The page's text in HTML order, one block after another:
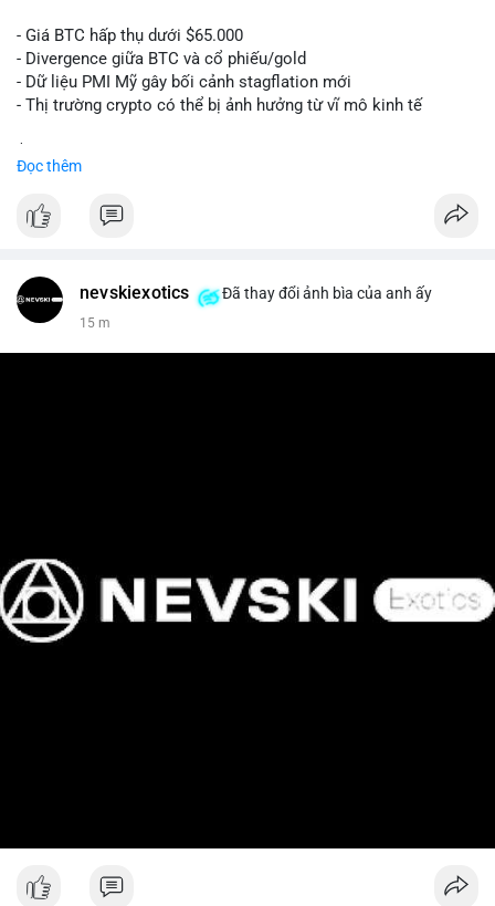
- Giá BTC hấp thụ dưới $65.000
- Divergence giữa BTC và cổ phiếu/gold
- Dữ liệu PMI Mỹ gây bối cảnh stagflation mới
- Thị trường crypto có thể bị ảnh hưởng từ vĩ mô kinh tế
Đọc thêm
nevskiexotics Đã thay đổi ảnh bìa của anh ấy
15 m